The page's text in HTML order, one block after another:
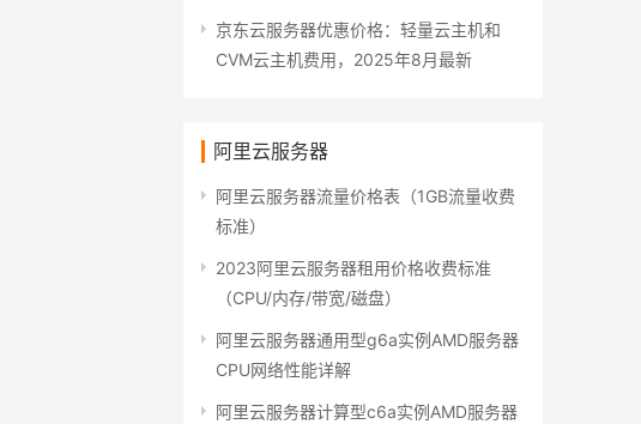
京东云服务器优惠价格：轻量云主机和
CVM云主机费用，2025年8月最新
阿里云服务器
阿里云服务器流量价格表（1GB流量收费
标准）
2023阿里云服务器租用价格收费标准
（CPU/内存/带宽/磁盘）
阿里云服务器通用型g6a实例AMD服务器
CPU网络性能详解
阿里云服务器计算型c6a实例AMD服务器